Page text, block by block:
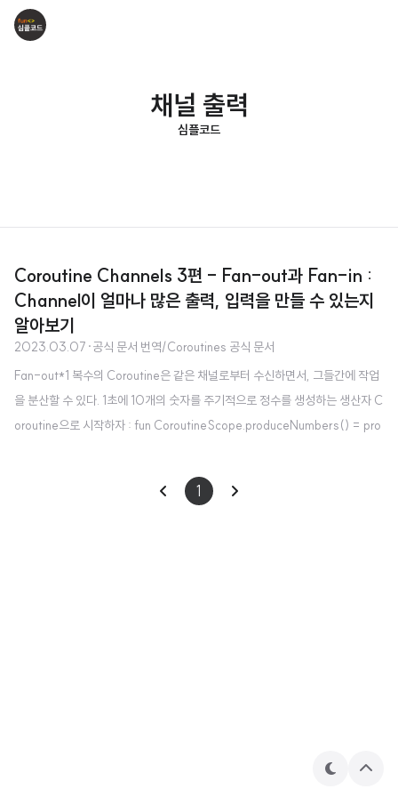
채널 출력
심플코드
Coroutine Channels 3편 - Fan-out과 Fan-in :
Channel이 얼마나 많은 출력, 입력을 만들 수 있는지
알아보기
2023.03.07 ·공식 문서 번역/Coroutines 공식 문서
Fan-out*1 복수의 Coroutine은 같은 채널로부터 수신하면서, 그들간에 작업
을 분산할 수 있다. 1초에 10개의 숫자를 주기적으로 정수를 생성하는 생산자 C
oroutine으로 시작하자 : fun CoroutineScope.produceNumbers() = pro
ext delay(100) // wait 0.1s } } 그러면 우리는 몇개의 프로세서 Coroutine
*2을 가질 수 있다. 이 예에서 프로세서 Coroutine은 그들의 id와 받은 숫자를
1
테
상